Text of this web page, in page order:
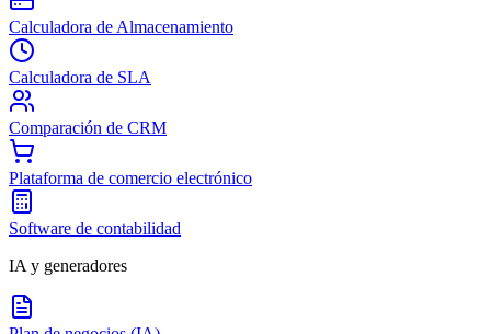
Calculadora de Almacenamiento
Calculadora de SLA
Comparación de CRM
Plataforma de comercio electrónico
Software de contabilidad
IA y generadores